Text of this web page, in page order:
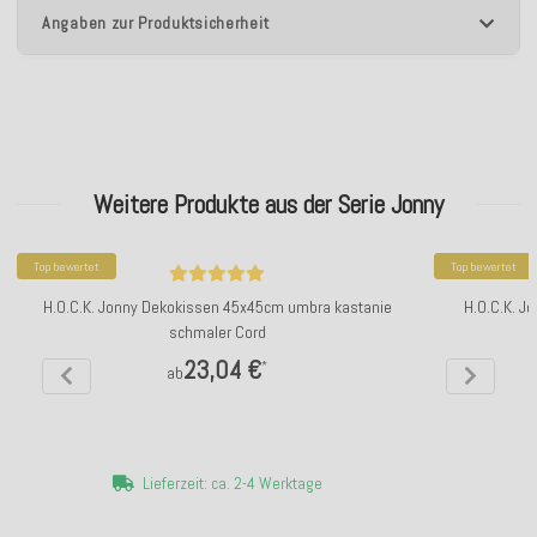
Angaben zur Produktsicherheit
Weitere Produkte aus der Serie Jonny
Top bewertet
H.O.C.K. Jonny Dekokissen 45x45cm umbra kastanie
schmaler Cord
ab23,04 €*
Lieferzeit: ca. 2-4 Werktage
Top bewertet
H.O.C.K.